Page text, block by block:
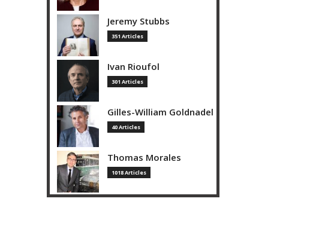
Jeremy Stubbs
351 Articles
Ivan Rioufol
301 Articles
Gilles-William Goldnadel
40 Articles
Thomas Morales
1018 Articles